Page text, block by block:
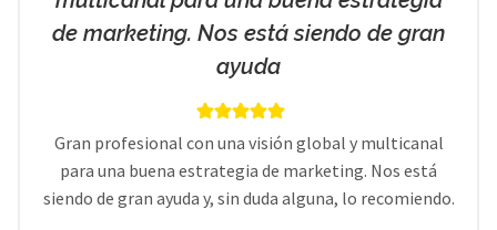
de marketing. Nos está siendo de gran
ayuda
Gran profesional con una visión global y multicanal
para una buena estrategia de marketing. Nos está
siendo de gran ayuda y, sin duda alguna, lo recomiendo.